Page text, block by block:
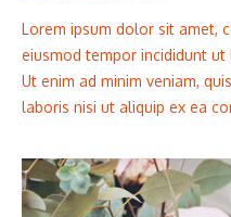
Lorem ipsum dolor sit amet,
eiusmod tempor incididunt
Ut enim ad minim veniam,
laboris nisi ut aliquip ex ea